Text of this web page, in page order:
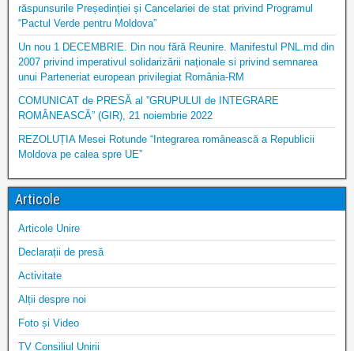
răspunsurile Președinției și Cancelariei de stat privind Programul
“Pactul Verde pentru Moldova”
Un nou 1 DECEMBRIE. Din nou fără Reunire. Manifestul PNL.md din
2007 privind imperativul solidarizării naționale si privind semnarea
unui Parteneriat european privilegiat România-RM
COMUNICAT de PRESĂ al ”GRUPULUI de INTEGRARE
ROMÂNEASCĂ” (GIR), 21 noiembrie 2022
REZOLUȚIA Mesei Rotunde “Integrarea românească a Republicii
Moldova pe calea spre UE”
Articole
Articole Unire
Declarații de presă
Activitate
Alții despre noi
Foto și Video
TV Consiliul Unirii